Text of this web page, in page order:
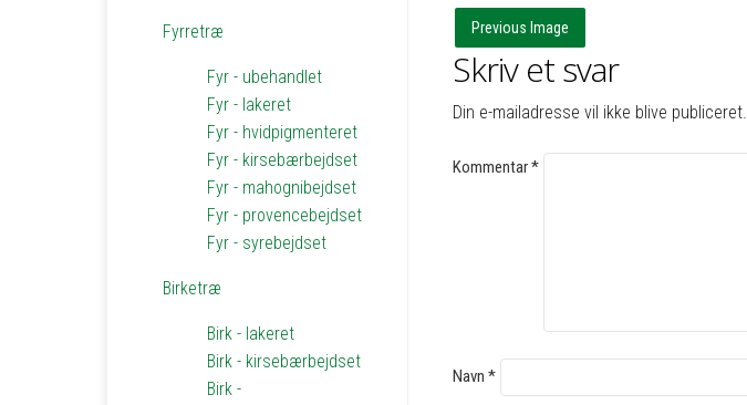
Previous Image
Skriv et svar
Din e-mailadresse vil ikke blive publiceret.
Kommentar*
Navn *
Fyrretræ
Fyr - ubehandlet
Fyr - lakeret
Fyr - hvidpigmenteret
Fyr - kirsebærbejdset
Fyr - mahognibejdset
Fyr - provencebejdset
Fyr - syrebejdset
Birketræ
Birk - lakeret
Birk - kirsebærbejdset
Birk -